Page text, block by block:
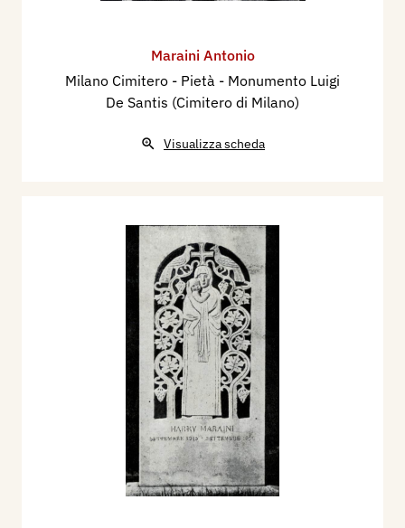
Maraini Antonio
Milano Cimitero - Pietà - Monumento Luigi
De Santis (Cimitero di Milano)
Visualizza scheda